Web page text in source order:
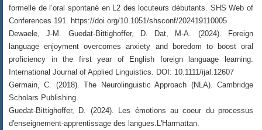
formelle de l’oral spontané en L2 des locuteurs débutants. SHS Web of
Conferences 191. https://doi.org/10.1051/shsconf/202419110005
Dewaele, J-M. Guedat-Bittighoffer, D. Dat, M-A. (2024). Foreign
language enjoyment overcomes anxiety and boredom to boost oral
proficiency in the first year of English foreign language learning.
International Journal of Applied Linguistics . DOI: 10.1111/ijal.12607
Germain, C. (2018). The Neurolinguistic Approach (NLA). Cambridge
Scholars Publishing.
Guedat-Bittighoffer, D. (2024). Les émotions au coeur du processus
d'enseignement-apprentissage des langues .L'Harmattan.